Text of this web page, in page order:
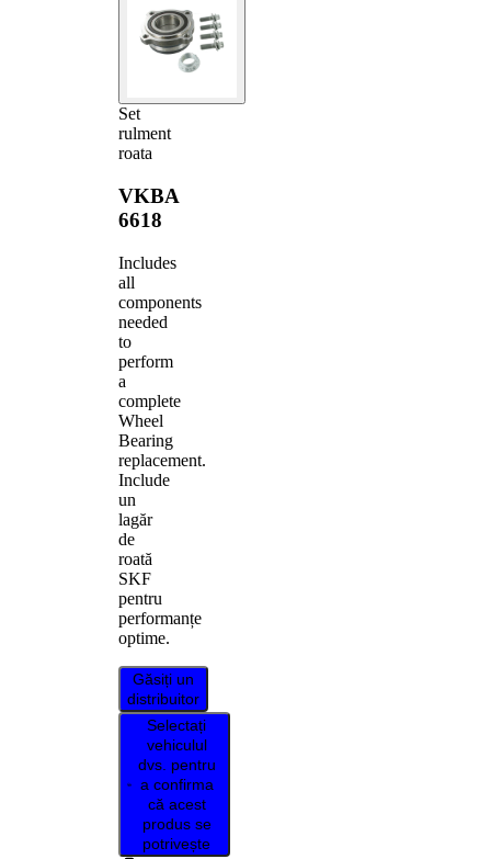
Set
rulment
roata
VKBA
6618
Includes
all
components
needed
to
perform
a
complete
Wheel
Bearing
replacement.
Include
un
lagăr
de
roată
SKF
pentru
performanțe
optime.
Găsiți un
distribuitor
Selectați
vehiculul
dvs. pentru
a confirma
că acest
produs se
potrivește